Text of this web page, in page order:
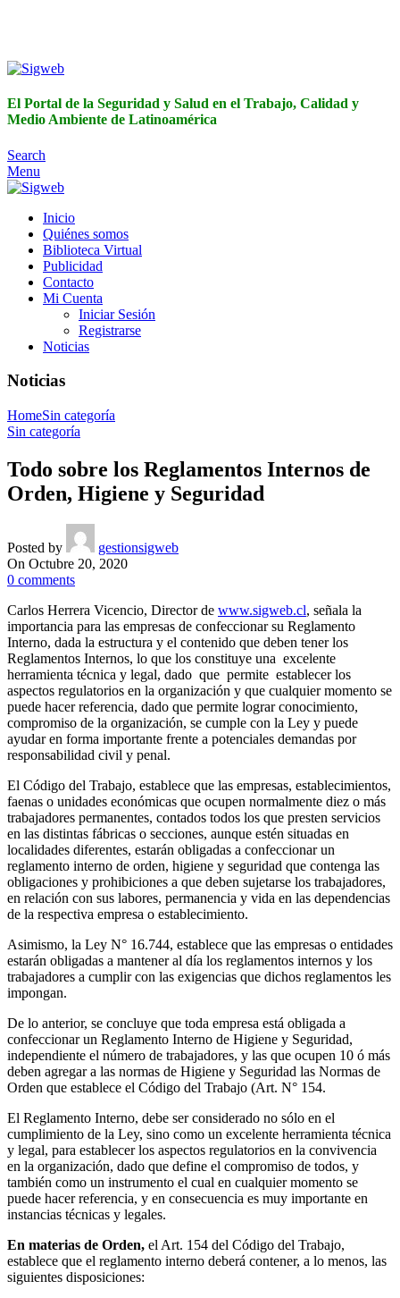
El Portal de la Seguridad y Salud en el Trabajo, Calidad y
Medio Ambiente de Latinoamérica
Search
Menu
Inicio
Quiénes somos
Biblioteca Virtual
Publicidad
Contacto
Mi Cuenta
Iniciar Sesión
Registrarse
Noticias
Noticias
HomeSin categoría
Sin categoría
Todo sobre los Reglamentos Internos de
Orden, Higiene y Seguridad
Posted by
gestionsigweb
On Octubre 20, 2020
0 comments
Carlos Herrera Vicencio, Director de www.sigweb.cl, señala la
importancia para las empresas de confeccionar su Reglamento
Interno, dada la estructura y el contenido que deben tener los
Reglamentos Internos, lo que los constituye una excelente
herramienta técnica y legal, dado que permite establecer los
aspectos regulatorios en la organización y que cualquier momento se
puede hacer referencia, dado que permite lograr conocimiento,
compromiso de la organización, se cumple con la Ley y puede
ayudar en forma importante frente a potenciales demandas por
responsabilidad civil y penal.
El Código del Trabajo, establece que las empresas, establecimientos,
faenas o unidades económicas que ocupen normalmente diez o más
trabajadores permanentes, contados todos los que presten servicios
en las distintas fábricas o secciones, aunque estén situadas en
localidades diferentes, estarán obligadas a confeccionar un
reglamento interno de orden, higiene y seguridad que contenga las
obligaciones y prohibiciones a que deben sujetarse los trabajadores,
en relación con sus labores, permanencia y vida en las dependencias
de la respectiva empresa o establecimiento.
Asimismo, la Ley N° 16.744, establece que las empresas o entidades
estarán obligadas a mantener al día los reglamentos internos y los
trabajadores a cumplir con las exigencias que dichos reglamentos les
impongan.
De lo anterior, se concluye que toda empresa está obligada a
confeccionar un Reglamento Interno de Higiene y Seguridad,
independiente el número de trabajadores, y las que ocupen 10 ó más
deben agregar a las normas de Higiene y Seguridad las Normas de
Orden que establece el Código del Trabajo (Art. N° 154.
El Reglamento Interno, debe ser considerado no sólo en el
cumplimiento de la Ley, sino como un excelente herramienta técnica
y legal, para establecer los aspectos regulatorios en la convivencia
en la organización, dado que define el compromiso de todos, y
también como un instrumento el cual en cualquier momento se
puede hacer referencia, y en consecuencia es muy importante en
instancias técnicas y legales.
En materias de Orden, el Art. 154 del Código del Trabajo,
establece que el reglamento interno deberá contener, a lo menos, las
siguientes disposiciones: